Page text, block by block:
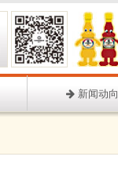
新闻动向